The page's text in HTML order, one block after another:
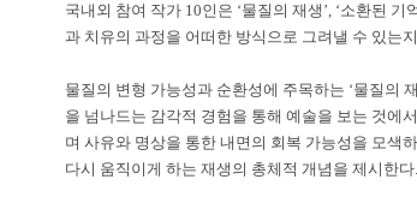
국내외 참여 작가 10인은 ‘물질의 재생 ’, ‘소환된 기
과 치유의 과정을 어떠한 방식으로 그려낼 수 있는
물질의 변형 가능성과 순환성에 주목하는 ‘물질의
을 넘나드는 감각적 경험을 통해 예술을 보는 것에
며 사유와 명상을 통한 내면의 회복 가능성을 모색
다시 움직이게 하는 재생의 총체적 개념을 제시한다.